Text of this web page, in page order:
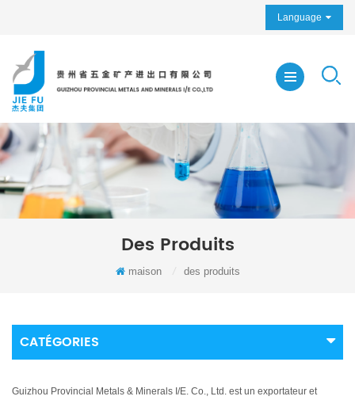
Language
Des Produits
maison des produits
CATÉGORIES
Guizhou Provincial Metals & Minerals I/E. Co., Ltd. est un exportateur et